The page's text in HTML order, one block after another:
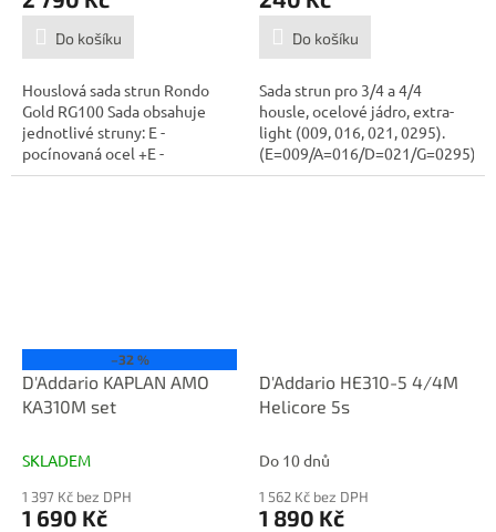
Do košíku
Houslová sada strun Rondo
Gold RG100 Sada obsahuje
jednotlivé struny: E -
pocínovaná ocel +E -
pozlacená ocel A...
Do košíku
Sada strun pro 3/4 a 4/4
housle, ocelové jádro, extra-
light (009, 016, 021, 0295).
(E=009/A=016/D=021/
–32 %
D'Addario KAPLAN AMO
KA310M set
SKLADEM
1 397 Kč bez DPH
1 690 Kč
D'Addario HE310-5 4/4M
Helicore 5s
Do 10 dnů
1 562 Kč bez DPH
1 890 Kč